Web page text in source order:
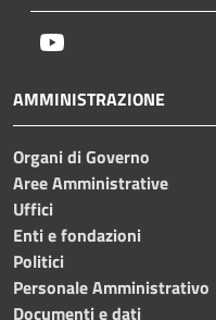
AMMINISTRAZIONE
Organi di Governo
Aree Amministrative
Uffici
Enti e fondazioni
Politici
Personale Amministrativo
Documenti e dati